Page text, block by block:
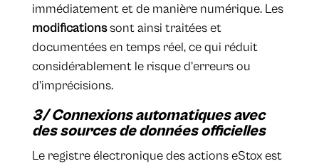
immédiatement et de manière numérique. Les
modificationssont ainsi traitées et
documentées en temps réel, ce qui réduit
considérablement le risque d’erreurs ou
d’imprécisions.
3/ Connexions automatiques avec
des sources de données officielles
Le registre électronique des actions eStox est